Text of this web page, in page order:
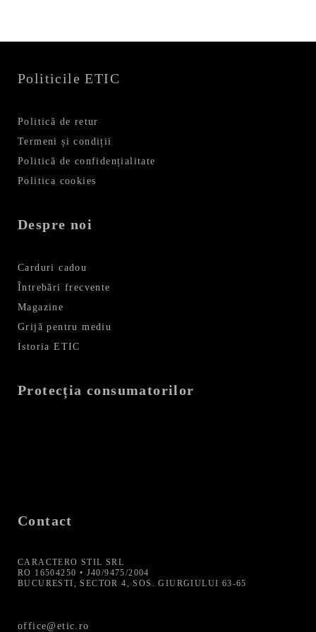
Politicile ETIC
Politică de retur
Termeni și condiții
Politică de confidențialitate
Politica cookies
Despre noi
Carduri cadou
Întrebări frecvente
Magazine
Grijă pentru mediu
Istoria ETIC
Protecția consumatorilor
Contact
CARACTERO STIL SRL
RO 16504250 • J40/9475/2004
BUCURESTI, SECTOR 4, SOS. GIURGIULUI 63-65
office@etic.ro